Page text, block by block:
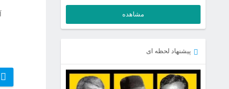
مشاهده
پیشنهاد لحظه ای